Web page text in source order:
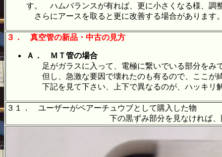
す。 ハムバランスが有れば、更に小さくなる様、調
さらにアースを取ると更に改善する場合がありま
３． 真空管の新品・中古の見方
Ａ． ＭＴ管の場合
足がガラスに入って、電極に繋いでいる部分をみ
但し、急激な要因で壊れたのも有るので、ここが
下記を見て下さい、上下で異なるのが、ハッキリ
３１． ユーザーがペアーチュウブとして購入した物
下の黒ずみ部分を見なければ、同じ